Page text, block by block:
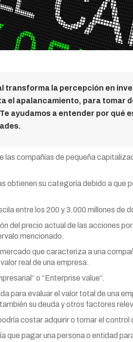
transforma la percepción en
el apalancamiento, para tomar
ayudamos a entender por qué
las compañías de pequeña
obtienen su categoría debido a que
entre los 200 y 3.000 millones de
del precio actual de las acciones
mencionado.
que caracteriza a una
real de una empresa.
o “Enterprise value”.
para evaluar el valor total de una
su deuda y otros factores
costar adquirir o tomar el control
pagar una persona o entidad